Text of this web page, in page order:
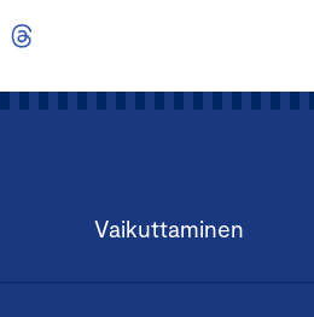
Vaikuttaminen